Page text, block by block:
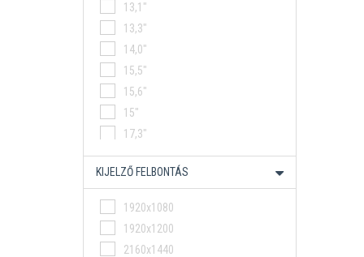
13,1"
13,3"
14,0"
15,5"
15,6"
15"
17,3"
16,1"
16"
KIJELZŐ FELBONTÁS
1920x1080
1920x1200
2160x1440